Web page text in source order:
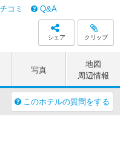
コミ Q&A
シェア クリップ
写真
地図
周辺情報
このホテルの質問をする